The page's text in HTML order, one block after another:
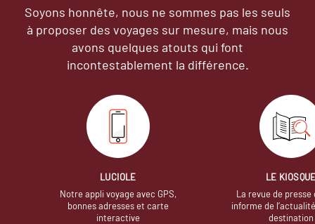
Soyons honnête, nous ne sommes pas les seuls
à proposer des voyages sur mesure, mais nous
avons quelques atouts qui font
incontestablement la différence.
LUCIOLE
Notre appli voyage avec GPS,
bonnes adresses et carte
interactive
LE
La revue de presse
informe de
destination